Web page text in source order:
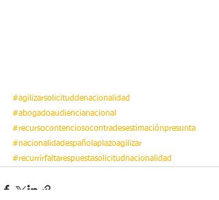
#agilizarsolicituddenacionalidad
#abogadoaudiencianacional
#recursocontenciosocontradesestimaciónpresunta
#nacionalidadespañolaplazoagilizar
#recurrirfaltarespuestasolicitudnacionalidad